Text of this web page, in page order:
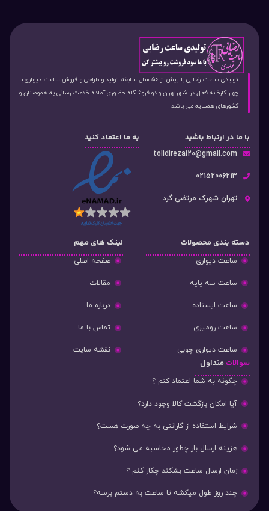
تولیدی ساعت رضایی با بیش از 50 سال سابقه تولید و طراحی و فروش ساعت دیواری با
چهار کارخانه فعال در شهرتهران و دو فروشگاه حضوری آماده خدمت رسانی به هموصنان و
کشورهای همسایه می باشد
با ما در ارتباط باشید
tolidirezai20@gmail.com
02152006213
تهران شهرک مرتضی گرد
به ما اعتماد کنید
دسته‌ بندی محصولات
ساعت دیواری
ساعت سه پایه
ساعت ایستاده
ساعت رومیزی
ساعت دیواری چوبی
لینک های مهم
صفحه اصلی
مقالات
درباره ما
تماس با ما
نقشه سایت
سوالات متداول
چگونه به شما اعتماد کنم ؟
آیا امکان بازگشت کالا وجود دارد؟
شرایط استفاده از گارانتی به چه صورت هست؟
هزینه ارسال بار چطور محاسبه می شود؟
زمان ارسال ساعت بشکند چکار کنم ؟
چند روز طول میکشه تا ساعت به دستم برسه؟